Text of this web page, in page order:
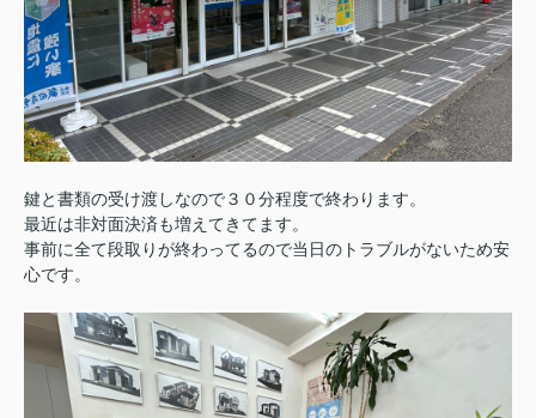
鍵と書類の受け渡しなので３０分程度で終わります。
最近は非対面決済も増えてきてます。
事前に全て段取りが終わってるので当日のトラブルがないため安
心です。